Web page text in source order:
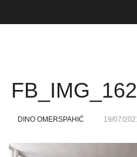
DINO OMERSPAHIĆ 19/07/